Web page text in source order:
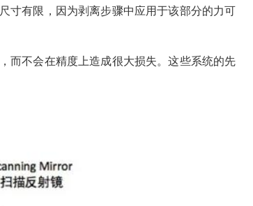
寸有限，因为剥离步骤中应用于该部分的力可
而不会在精度上造成很大损失。这些系统的先